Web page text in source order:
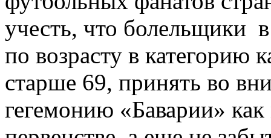
учесть, что болельщики
по возрасту в категорию
старше 69, принять во
гегемонию «Баварии»